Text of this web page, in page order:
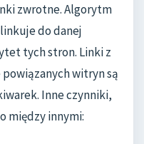
zwrotne. Algorytm
do danej
tych stron. Linki z
witryn są
Inne czynniki,
między innymi: